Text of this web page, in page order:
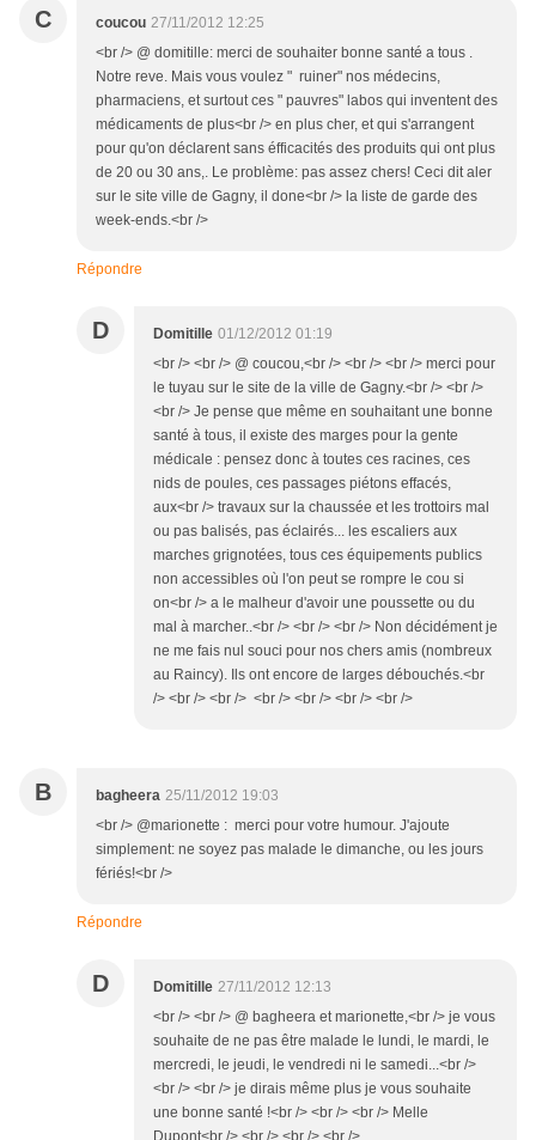
C coucou 27/11/2012 12:25
<br /> @ domitille: merci de souhaiter bonne santé a tous .
Notre reve. Mais vous voulez " ruiner" nos médecins,
pharmaciens, et surtout ces " pauvres" labos qui inventent des
médicaments de plus<br /> en plus cher, et qui s'arrangent
pour qu'on déclarent sans éfficacités des produits qui ont plus
de 20 ou 30 ans,. Le problème: pas assez chers! Ceci dit aler
sur le site ville de Gagny, il done<br /> la liste de garde des
week-ends.<br />
Répondre
D Domitille 01/12/2012 01:19
<br /> <br /> @ coucou,<br /> <br /> <br /> merci pour
le tuyau sur le site de la ville de Gagny.<br /> <br />
<br /> Je pense que même en souhaitant une bonne
santé à tous, il existe des marges pour la gente
médicale : pensez donc à toutes ces racines, ces
nids de poules, ces passages piétons effacés,
aux<br /> travaux sur la chaussée et les trottoirs mal
ou pas balisés, pas éclairés... les escaliers aux
marches grignotées, tous ces équipements publics
non accessibles où l'on peut se rompre le cou si
on<br /> a le malheur d'avoir une poussette ou du
mal à marcher..<br /> <br /> <br /> Non décidément je
ne me fais nul souci pour nos chers amis (nombreux
au Raincy). Ils ont encore de larges débouchés.<br
/> <br /> <br /> <br /> <br /> <br /> <br />
B bagheera 25/11/2012 19:03
<br /> @marionette : merci pour votre humour. J'ajoute
simplement: ne soyez pas malade le dimanche, ou les jours
fériés!<br />
Répondre
D Domitille 27/11/2012 12:13
<br /> <br /> @ bagheera et marionette,<br /> je vous
souhaite de ne pas être malade le lundi, le mardi, le
mercredi, le jeudi, le vendredi ni le samedi...<br />
<br /> <br /> je dirais même plus je vous souhaite
une bonne santé !<br /> <br /> <br /> Melle
Dupont<br /> <br /> <br /> <br />